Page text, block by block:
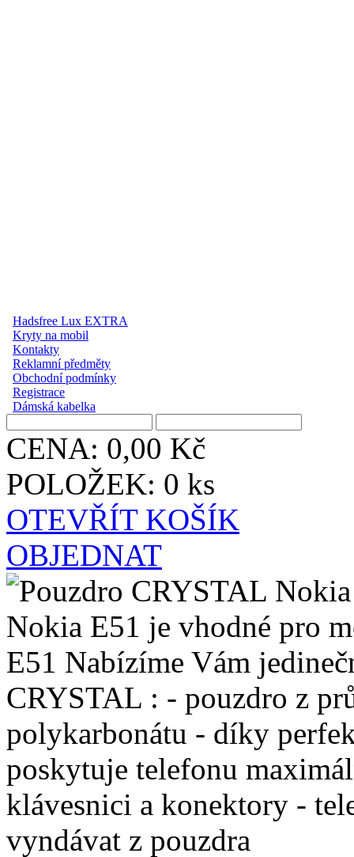
Hadsfree Lux EXTRA
Kryty na mobil
Kontakty
Reklamní předměty
Obchodní podmínky
Registrace
Dámská kabelka
CENA: 0,00 Kč
POLOŽEK: 0 ks
OTEVŘÍT KOŠÍK
OBJEDNAT